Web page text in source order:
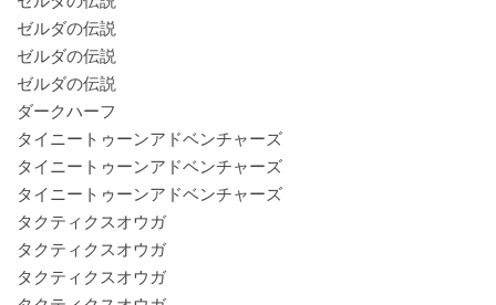
ゼルダの伝説
ゼルダの伝説
ゼルダの伝説
ダークハーフ
タイニートゥーンアドベンチャーズ
タイニートゥーンアドベンチャーズ
タイニートゥーンアドベンチャーズ
タクティクスオウガ
タクティクスオウガ
タクティクスオウガ